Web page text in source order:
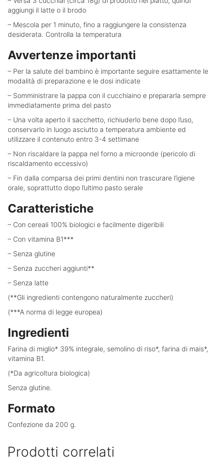
aggiungi il latte o il brodo
– Mescola per 1 minuto, fino a raggiungere la consistenza
desiderata. Controlla la temperatura
Avvertenze importanti
– Per la salute del bambino è importante seguire esattamente le
modalità di preparazione e le dosi indicate
– Somministrare la pappa con il cucchiaino e prepararla sempre
immediatamente prima del pasto
– Una volta aperto il sacchetto, richiuderlo bene dopo l’uso,
conservarlo in luogo asciutto a temperatura ambiente ed
utilizzare il contenuto entro 3-4 settimane
– Non riscaldare la pappa nel forno a microonde (pericolo di
riscaldamento eccessivo)
– Fin dalla comparsa dei primi dentini non trascurare l’igiene
orale, soprattutto dopo l’ultimo pasto serale
Caratteristiche
– Con cereali 100% biologici e facilmente digeribili
– Con vitamina B1***
– Senza glutine
– Senza zuccheri aggiunti**
– Senza latte
(**Gli ingredienti contengono naturalmente zuccheri)
(***A norma di legge europea)
Ingredienti
Farina di miglio* 39% integrale, semolino di riso*, farina di mais*,
vitamina B1.
(*Da agricoltura biologica)
Senza glutine.
Formato
Confezione da 200 g.
Prodotti correlati